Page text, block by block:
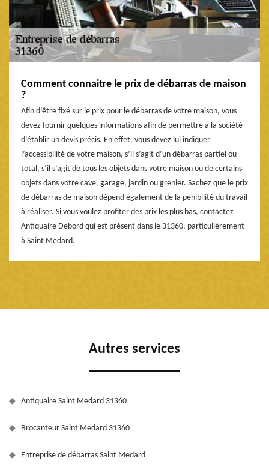
Comment connaitre le prix de débarras de maison
?
Afin d’être fixé sur le prix pour le débarras de votre maison, vous
devez fournir quelques informations afin de permettre à la société
d’établir un devis précis. En effet, vous devez lui indiquer
l’accessibilité de votre maison, s’il s’agit d’un débarras partiel ou
total, s’il s’agit de tous les objets dans votre maison ou de certains
objets dans votre cave, garage, jardin ou grenier. Sachez que le prix
de débarras de maison dépend également de la pénibilité du travail
à réaliser. Si vous voulez profiter des prix les plus bas, contactez
Antiquaire Debord qui est présent dans le 31360, particulièrement
à Saint Medard.
Autres services
Antiquaire Saint Medard 31360
Brocanteur Saint Medard 31360
Entreprise de débarras Saint Medard